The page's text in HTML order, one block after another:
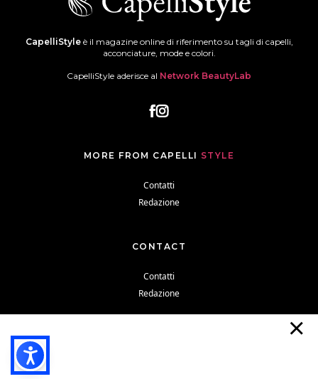
CapelliStyleè il magazine online di riferimento su tagli di capelli,
acconciature, mode e colori.
CapelliStyle aderisce al Network BeautyLab
MORE FROM CAPELLI STYLE
Contatti
Redazione
CONTACT
Contatti
Redazione